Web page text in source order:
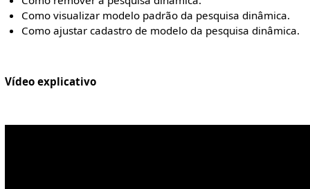
Como visualizar modelo padrão da pesquisa dinâmica.
Como ajustar cadastro de modelo da pesquisa dinâmica.
Vídeo explicativo